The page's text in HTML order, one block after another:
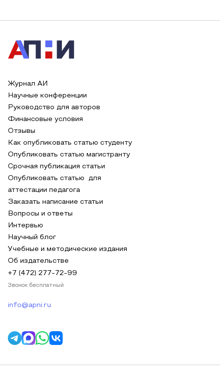
Журнал АИ
Научные конференции
Руководство для авторов
Финансовые условия
Отзывы
Как опубликовать статью студенту
Опубликовать статью магистранту
Срочная публикация статьи
Опубликовать статью для
аттестации педагога
Заказать написание статьи
Вопросы и ответы
Интервью
Научный блог
Учебные и методические издания
Об издательстве
+7 (472) 277-72-99
Звонок бесплатный
info@apni.ru